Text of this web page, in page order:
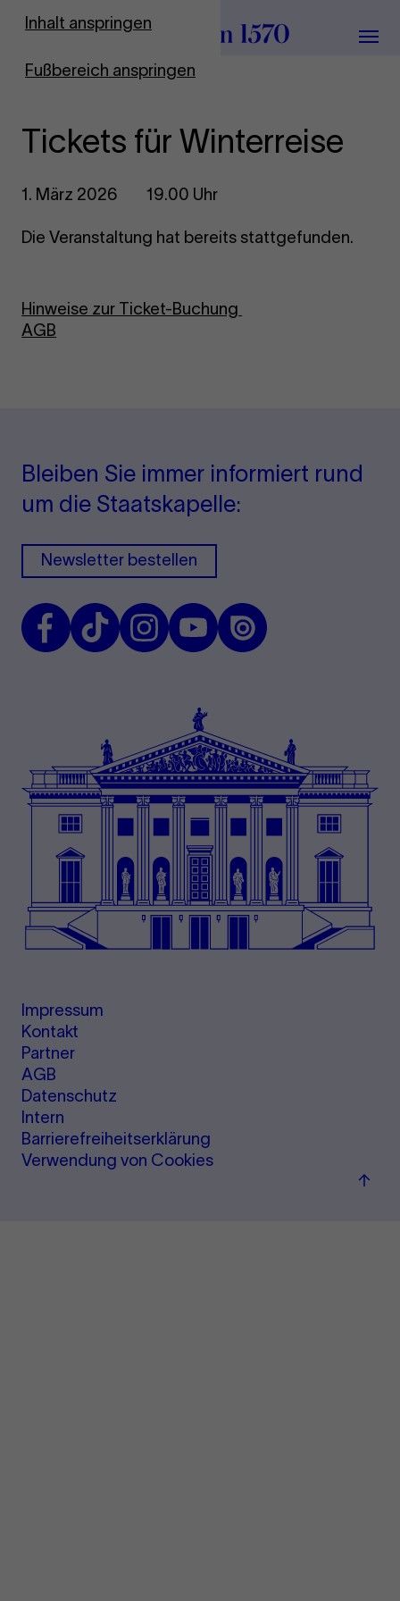
Inhalt anspringen
Fußbereich anspringen
Zur Startseite
Menü
Tickets für Winterreise
1. März 2026 19.00 Uhr
Die Veranstaltung hat bereits stattgefunden.
Hinweise zur Ticket-Buchung
AGB
Bleiben Sie immer informiert rund
um die Staatskapelle:
Newsletter bestellen
FacebookTikTokInstagramYoutubeIssuu
Impressum
Kontakt
Partner
AGB
Datenschutz
Intern
Barrierefreiheitserklärung
Verwendung von Cookies
Zum